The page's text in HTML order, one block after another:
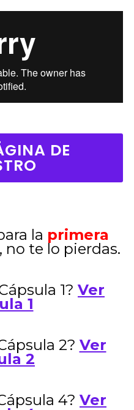
DE
la primera
, no te lo pierdas.
1? Ver
1
2? Ver
2
4? Ver